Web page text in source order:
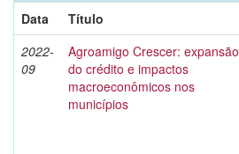
Data
Título
2022-
09
Agroamigo Crescer: expansão
do crédito e impactos
macroeconômicos nos
municípios